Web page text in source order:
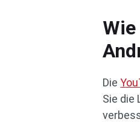
Die
Sie die